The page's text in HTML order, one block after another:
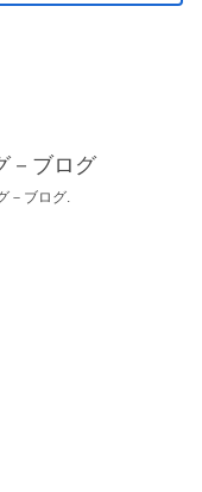
－ブログ
－ブログ.